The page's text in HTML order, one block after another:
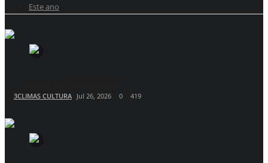
Este ano
3CLIMAS CULTURA Jul 26, 2026 0 419